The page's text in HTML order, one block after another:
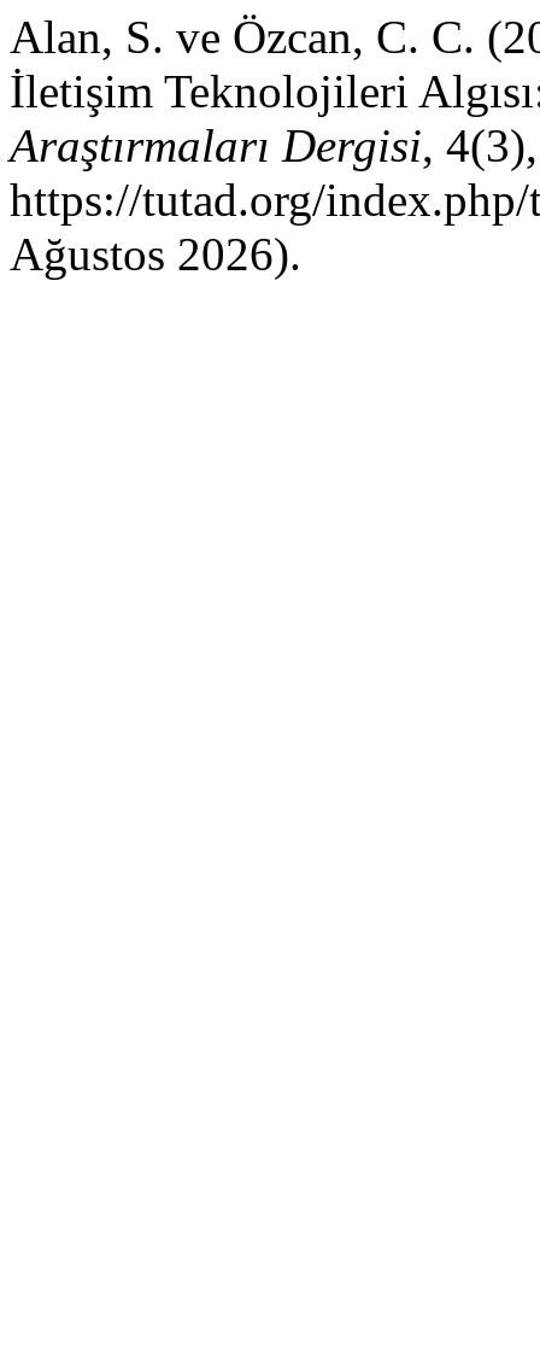
Alan, S. ve Özcan, C. C.
İletişim Teknolojileri
Araştırmaları Dergisi,
https://tutad.org/
Ağustos 2026).